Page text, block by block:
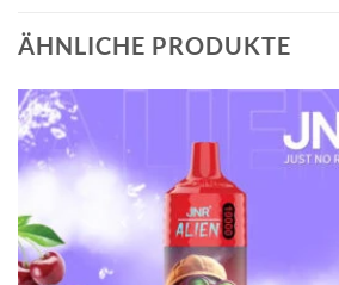
ÄHNLICHE PRODUKTE